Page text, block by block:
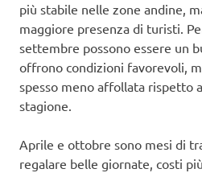
più stabile nelle zone andine,
maggiore presenza di turisti.
settembre possono essere un
offrono condizioni favorevoli,
spesso meno affollata rispetto
stagione.
Aprile e ottobre sono mesi di
regalare belle giornate, costi